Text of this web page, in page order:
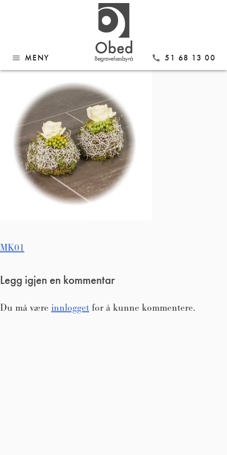
menu MENY call 51 68 13 00
Innleggsnavigasjon
MK01
Legg igjen en kommentar
Du må være innlogget for å kunne kommentere.